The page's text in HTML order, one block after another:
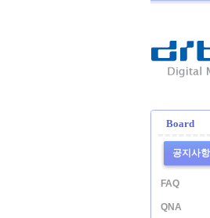
-
Digital
Board
공지사항
FAQ
QNA